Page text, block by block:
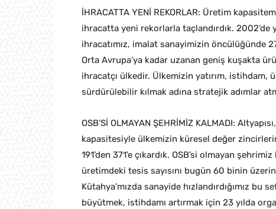
İHRACATTA YENİ REKORLAR: Üretim
ihracatta yeni rekorlarla taçlandırdık. 2002’de
ihracatımız, imalat sanayimizin öncülüğünde
Orta Avrupa’ya kadar uzanan geniş kuşakta
ihracatçı ülkedir. Ülkemizin yatırım, istihdam,
sürdürülebilir kılmak adına stratejik adımlar
OSB’Sİ OLMAYAN ŞEHRİMİZ KALMADI:
kapasitesiyle ülkemizin küresel değer
191’den 371’e çıkardık. OSB’si olmayan
üretimdeki tesis sayısını bugün 60 binin
Kütahya’mızda sanayide hızlandırdığımız
büyütmek, istihdamı artırmak için 23 yılda